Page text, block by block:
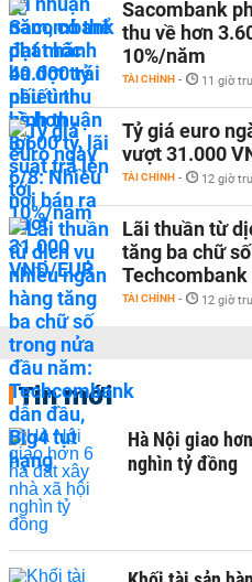
Sacombank
thu về hơn
10%/năm
TÀI CHÍNH - 11 giờ
Tỷ giá euro
vượt 31.000
TÀI CHÍNH - 12 giờ
Lãi thuần từ
tăng ba chữ
TÀI CHÍNH - 12 giờ
Tin mới
Hà Nội giao
nghìn tỷ đồng